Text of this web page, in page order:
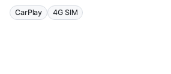
CarPlay 4G SIM